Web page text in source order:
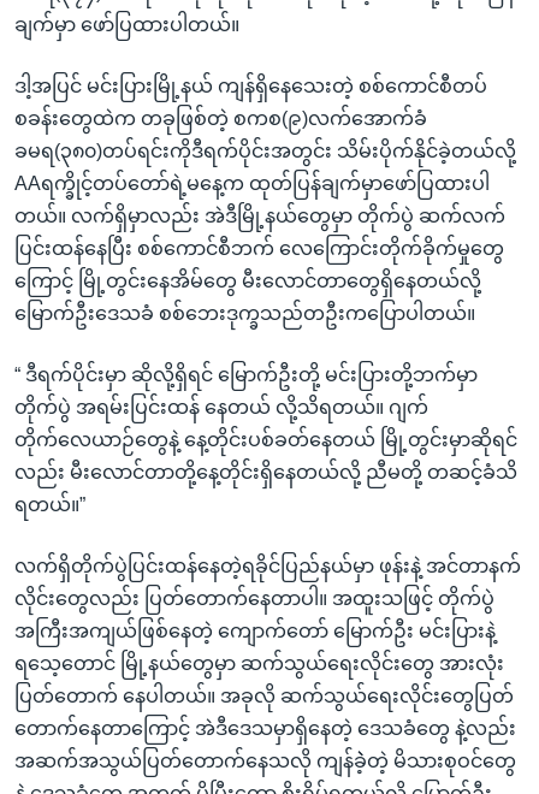
ချက်မှာ ဖော်ပြထားပါတယ်။
ဒါ့အပြင် မင်းပြားမြို့နယ် ကျန်ရှိနေသေးတဲ့ စစ်ကောင်စီတပ်
စခန်းတွေထဲက တခုဖြစ်တဲ့ စကစ(၉)လက်အောက်ခံ
ခမရ(၃၈၀)တပ်ရင်းကိုဒီရက်ပိုင်းအတွင်း သိမ်းပိုက်နိုင်ခဲ့တယ်လို့
AAရက္ခိုင့်တပ်တော်ရဲ့မနေ့က ထုတ်ပြန်ချက်မှာဖော်ပြထားပါ
တယ်။ လက်ရှိမှာလည်း အဲဒီမြို့နယ်တွေမှာ တိုက်ပွဲ ဆက်လက်
ပြင်းထန်နေပြီး စစ်ကောင်စီဘက် လေကြောင်းတိုက်ခိုက်မှုတွေ
ကြောင့် မြို့တွင်းနေအိမ်တွေ မီးလောင်တာတွေရှိနေတယ်လို့
မြောက်ဦးဒေသခံ စစ်ဘေးဒုက္ခသည်တဦးကပြောပါတယ်။
“ ဒီရက်ပိုင်းမှာ ဆိုလို့ရှိရင် မြောက်ဦးတို့ မင်းပြားတို့ဘက်မှာ
တိုက်ပွဲ အရမ်းပြင်းထန် နေတယ် လို့သိရတယ်။ ဂျက်
တိုက်လေယာဉ်တွေနဲ့ နေ့တိုင်းပစ်ခတ်နေတယ် မြို့တွင်းမှာဆိုရင်
လည်း မီးလောင်တာတို့နေ့တိုင်းရှိနေတယ်လို့ ညီမတို့ တဆင့်ခံသိ
ရတယ်။”
လက်ရှိတိုက်ပွဲပြင်းထန်နေတဲ့ရခိုင်ပြည်နယ်မှာ ဖုန်းနဲ့ အင်တာနက်
လိုင်းတွေလည်း ပြတ်တောက်နေတာပါ။ အထူးသဖြင့် တိုက်ပွဲ
အကြီးအကျယ်ဖြစ်နေတဲ့ ကျောက်တော် မြောက်ဦး မင်းပြားနဲ့
ရသေ့တောင် မြို့နယ်တွေမှာ ဆက်သွယ်ရေးလိုင်းတွေ အားလုံး
ပြတ်တောက် နေပါတယ်။ အခုလို ဆက်သွယ်ရေးလိုင်းတွေပြတ်
တောက်နေတာကြောင့် အဲဒီဒေသမှာရှိနေတဲ့ ဒေသခံတွေ နဲ့လည်း
အဆက်အသွယ်ပြတ်တောက်နေသလို ကျန်ခဲဲ့တဲ့ မိသားစုဝင်တွေ